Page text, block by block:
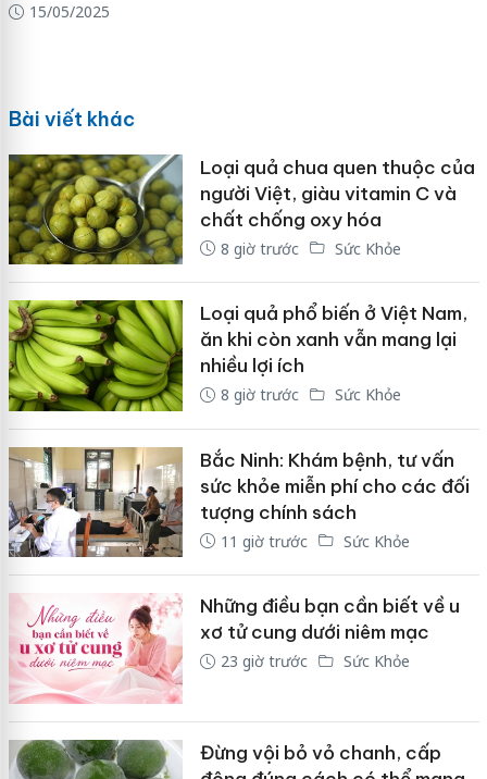
15/05/2025
Bài viết khác
Loại quả chua quen thuộc của
người Việt, giàu vitamin C và
chất chống oxy hóa
8 giờ trước Sức Khỏe
Loại quả phổ biến ở Việt Nam,
ăn khi còn xanh vẫn mang lại
nhiều lợi ích
8 giờ trước Sức Khỏe
Bắc Ninh: Khám bệnh, tư vấn
sức khỏe miễn phí cho các đối
tượng chính sách
11 giờ trước Sức Khỏe
Những điều bạn cần biết về u
xơ tử cung dưới niêm mạc
23 giờ trước Sức Khỏe
Đừng vội bỏ vỏ chanh, cấp